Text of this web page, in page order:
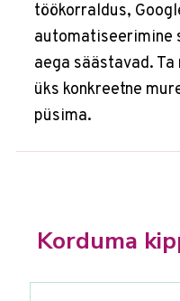
töökorraldus,
automatiseerimine
aega säästavad.
üks konkreetne
püsima.
Korduma